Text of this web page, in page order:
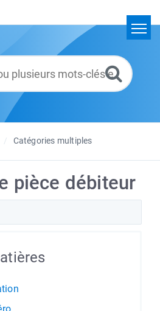
Catégories multiples
pièce débiteur